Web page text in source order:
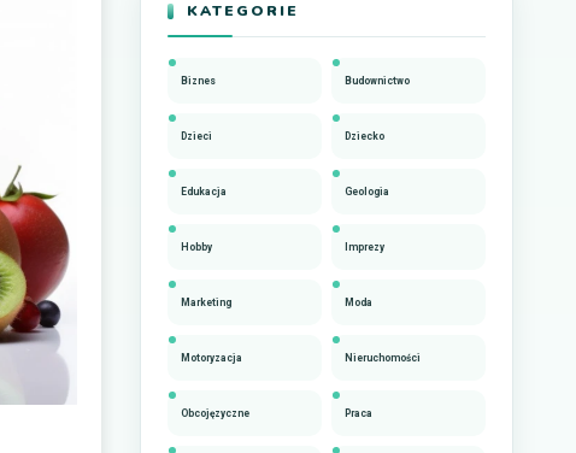
KATEGORIE
Biznes Budownictwo
Dzieci Dziecko
Edukacja Geologia
Hobby Imprezy
Marketing Moda
Motoryzacja Nieruchomości
Obcojęzyczne Praca